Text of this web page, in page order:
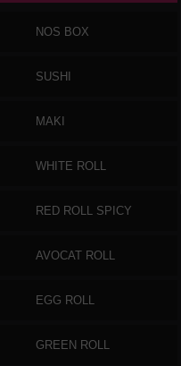
NOS BOX
SUSHI
MAKI
WHITE ROLL
RED ROLL SPICY
AVOCAT ROLL
EGG ROLL
GREEN ROLL